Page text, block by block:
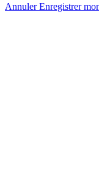
AnnulerEnregistrer